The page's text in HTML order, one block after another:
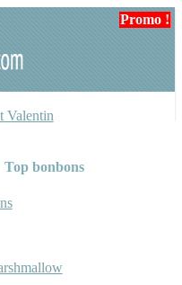
Valentin
Top bonbons
Promo !
Promo !
Promo !